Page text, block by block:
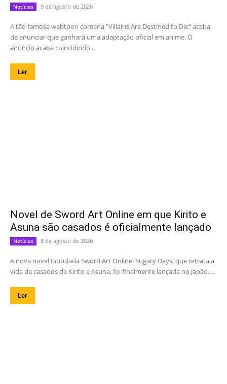
Notícias 9 de agosto de 2026
A tão famosa webtoon coreana "Villains Are Destined to Die" acaba
de anunciar que ganhará uma adaptação oficial em anime. O
anúncio acaba coincidindo...
Ler
Novel de Sword Art Online em que Kirito e
Asuna são casados é oficialmente lançado
Notícias 8 de agosto de 2026
A nova novel intitulada Sword Art Online: Sugary Days, que retrata a
vida de casados de Kirito e Asuna, foi finalmente lançada no Japão....
Ler